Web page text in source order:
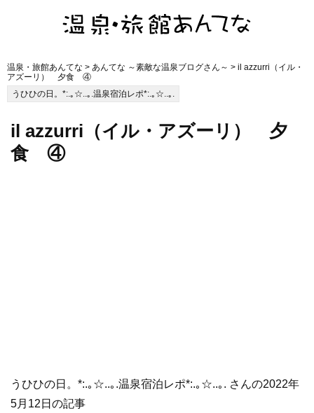
温泉・旅館あんてな > あんてな ～素敵な温泉ブログさん～ > il azzurri（イル・
アズーリ） 夕食 ④
うひひの日。*:.｡☆..｡.温泉宿泊レポ*:.｡☆..｡.
il azzurri（イル・アズーリ） 夕
食 ④
うひひの日。*:.｡☆..｡.温泉宿泊レポ*:.｡☆..｡. さんの2022年
5月12日の記事